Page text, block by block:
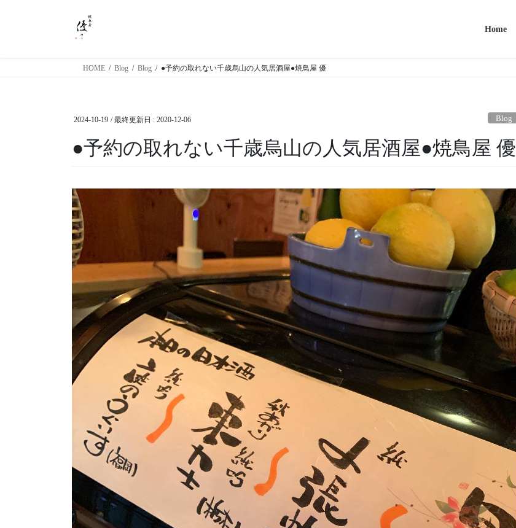
Home
HOME Blog Blog ●予約の取れない千歳烏山の人気居酒屋●焼鳥屋 優
2024-10-19 / 最終更新日 : 2020-12-06 Blog
●予約の取れない千歳烏山の人気居酒屋●焼鳥屋 優